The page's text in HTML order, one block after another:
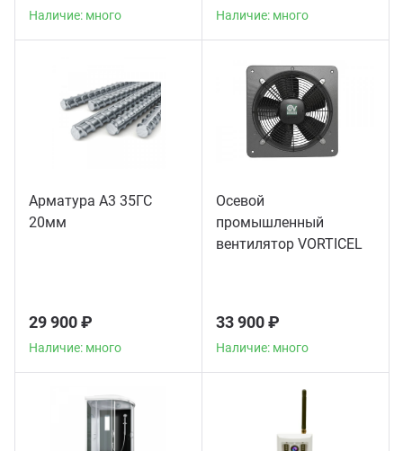
Наличие: много Наличие: много
Арматура А3 35ГС
20мм
29 900 ₽
Наличие: много
Осевой
промышленный
вентилятор VORTICEL
33 900 ₽
Наличие: много